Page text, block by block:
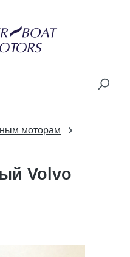
моторам
Volvo